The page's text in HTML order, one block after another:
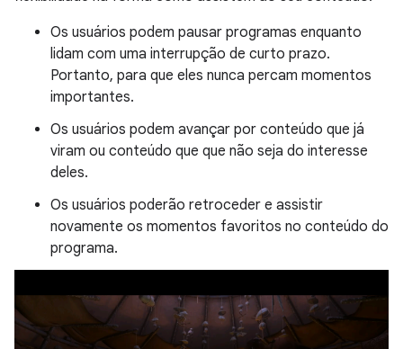
Os usuários podem pausar programas enquanto
lidam com uma interrupção de curto prazo.
Portanto, para que eles nunca percam momentos
importantes.
Os usuários podem avançar por conteúdo que já
viram ou conteúdo que que não seja do interesse
deles.
Os usuários poderão retroceder e assistir
novamente os momentos favoritos no conteúdo do
programa.